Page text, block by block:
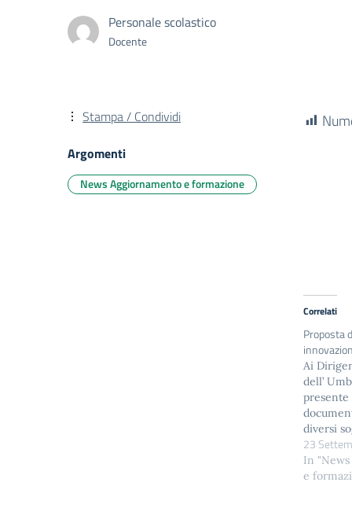
Personale scolastico
Docente
Correlati
Proposta
Ai
dell’
diversi
sono
una
23
In
e
Stampa / Condividi
Argomenti
News Aggiornamento e formazione